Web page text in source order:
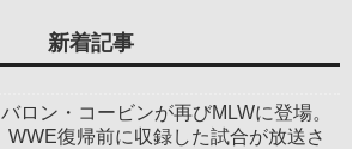
新着記事
バロン・コービンが再びMLWに登場。
WWE復帰前に収録した試合が放送さ